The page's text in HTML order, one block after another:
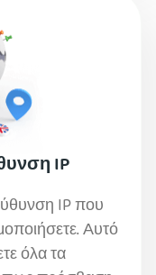
IP
IP που
Αυτό
όλα τα